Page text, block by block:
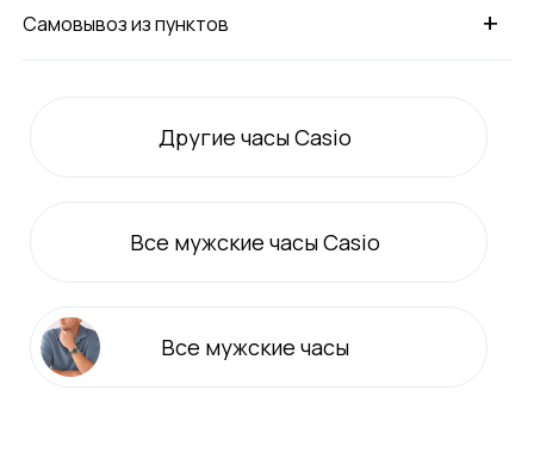
+
Самовывоз из пунктов
Другие часы Casio
Все мужские часы Casio
Все мужские часы